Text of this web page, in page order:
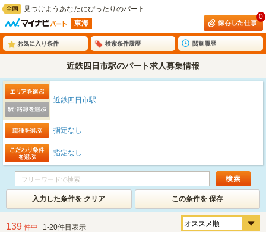
見つけようあなたにぴったりのパート
東海
0
お気に入り条件 検索条件履歴 閲覧履歴
近鉄四日市駅のパート求人募集情報
近鉄四日市駅
指定なし
指定なし
入力した条件を クリア この条件を 保存
139 件中 1-20件目表示